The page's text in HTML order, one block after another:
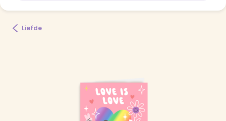
Liefde